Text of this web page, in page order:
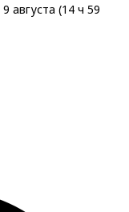
августа (14 ч 59